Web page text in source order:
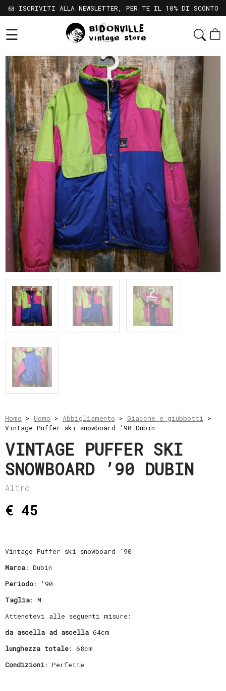
Shop
Chi
Siamo
Sostenibilità
Servizi
Contatti
Gift
Card
Newsletter
Termini
e
Condizioni
Spedizioni
e
resi
Metodi
di
pagamento
Privacy
Policy
Il
account
ISCRIVITI ALLA NEWSLETTER, PER TE IL 10% DI SCONTO
☰
Home > Uomo > Abbigliamento > Giacche e giubbotti >
Vintage Puffer ski snowboard ’90 Dubin
VINTAGE PUFFER SKI
SNOWBOARD ’90 DUBIN
Altro
€ 45
Vintage Puffer ski snowboard '90
Marca: Dubin
Periodo: '90
Taglia: M
Attenetevi alle seguenti misure:
da ascella ad ascella64cm
lunghezza totale: 68cm
Condizioni: Perfette